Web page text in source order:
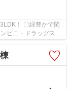
！ 〇緑豊かで閑
ビニ・ドラッグスト